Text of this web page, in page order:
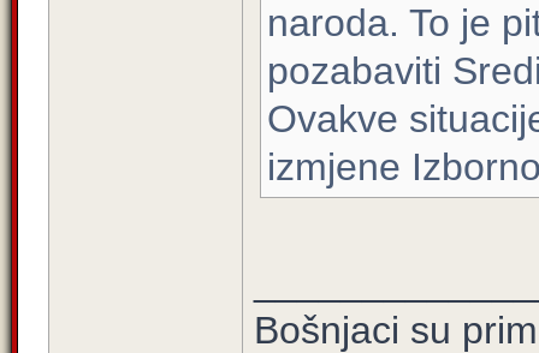
naroda. To je
pozabaviti
Ovakve
izmjene
Bošnjaci su